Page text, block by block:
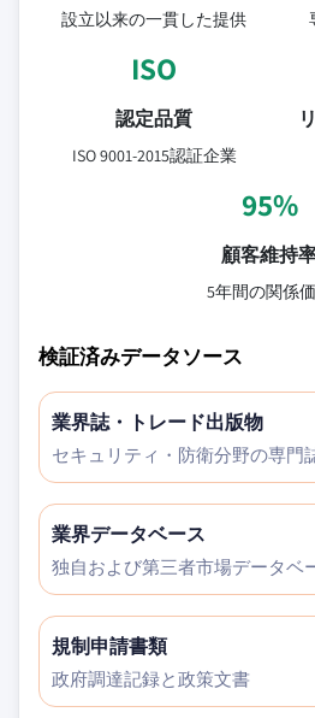
設立以来の一貫した提供
ISO
認定品質
ISO 9001-2015認証企業
95%
顧客維持
5年間の関係
検証済みデータソース
業界誌・トレード出版物
セキュリティ・防衛分野の専門
業界データベース
独自および第三者市場データベ
規制申請書類
政府調達記録と政策文書